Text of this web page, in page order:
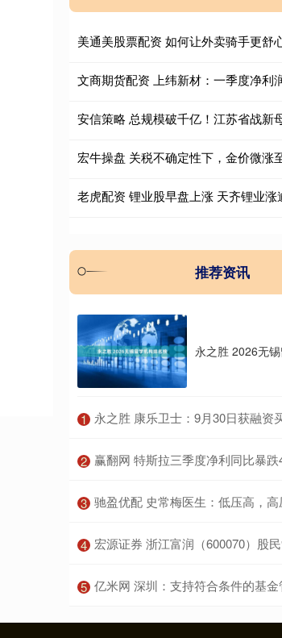
宏牛操盘 关税不确定性下，金价微涨
推荐资讯
永之胜 2026无
1 永之胜 康乐卫士：9月30日获融资
2 赢翻网 特斯拉三季度净利同比暴跌4成！马斯克透露五大关键
3 驰盈优配 史常梅医生：低压高，高压正
4 宏源证券 浙江富润（600070）股民索赔前期已有胜诉后再提交立
5 亿米网 深圳：支持符合条件的基金管理企业发起设立由境外合伙人参与、以非公开方式募集